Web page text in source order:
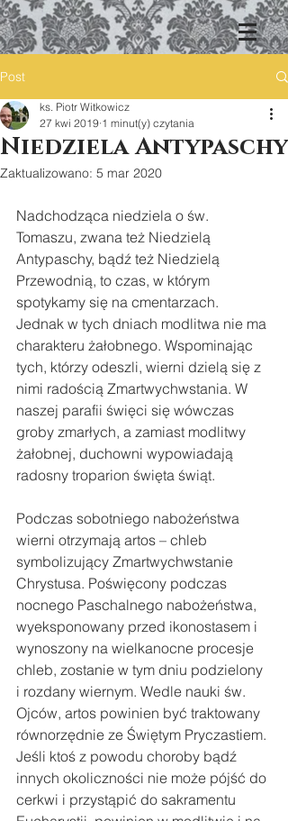
Post
Niedziela Antypaschy
ks. Piotr Witkowicz
27 kwi 2019 1 minut(y) czytania
Zaktualizowano: 5 mar 2020
Nadchodząca niedziela o św.
Tomaszu, zwana też Niedzielą
Antypaschy, bądź też Niedzielą
Przewodnią, to czas, w którym
spotykamy się na cmentarzach.
Jednak w tych dniach modlitwa nie ma
charakteru żałobnego. Wspominając
tych, którzy odeszli, wierni dzielą się z
nimi radością Zmartwychwstania. W
naszej parafii święci się wówczas
groby zmarłych, a zamiast modlitwy
żałobnej, duchowni wypowiadają
radosny troparion święta świąt.
Podczas sobotniego nabożeństwa
wierni otrzymają artos – chleb
symbolizujący Zmartwychwstanie
Chrystusa. Poświęcony podczas
nocnego Paschalnego nabożeństwa,
wyeksponowany przed ikonostasem i
wynoszony na wielkanocne procesje
chleb, zostanie w tym dniu podzielony
i rozdany wiernym. Wedle nauki św.
Ojców, artos powinien być traktowany
równorzędnie ze Świętym Pryczastiem.
Jeśli ktoś z powodu choroby bądź
innych okoliczności nie może pójść do
cerkwi i przystąpić do sakramentu